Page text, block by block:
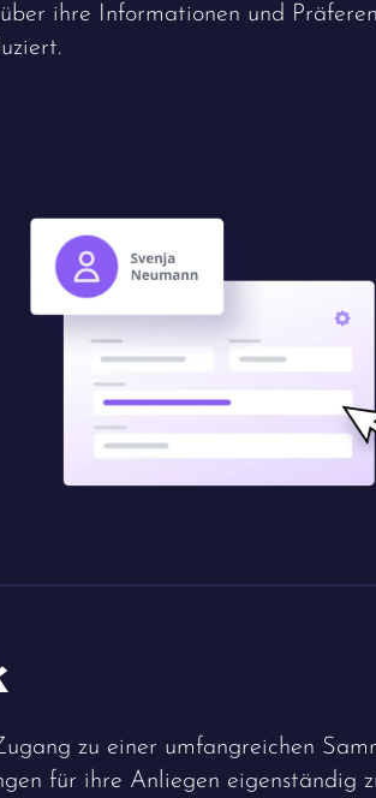
ihre Informationen und
zu einer umfangreichen
für ihre Anliegen eigenständig